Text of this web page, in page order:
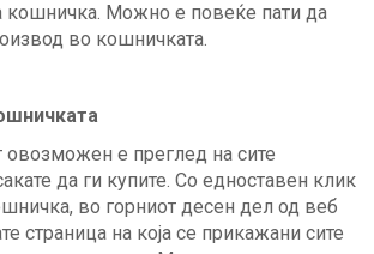
кошничка. Можно е повеќе пати да
во кошничката.
овозможен е преглед на сите
да ги купите. Со едноставен клик
во горниот десен дел од веб
страница на која се прикажани сите